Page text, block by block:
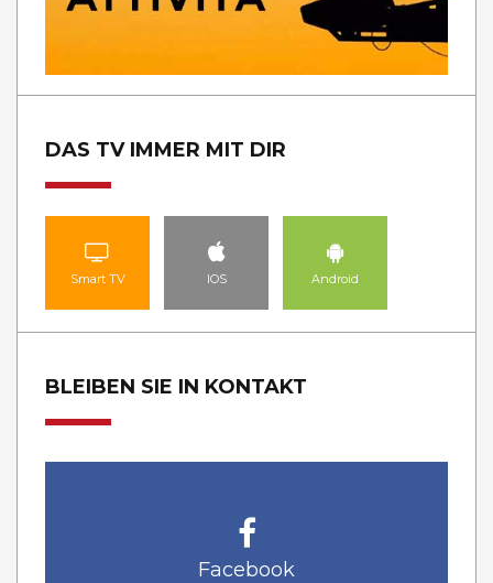
DAS TV IMMER MIT DIR
Smart TV IOS Android
BLEIBEN SIE IN KONTAKT
Facebook